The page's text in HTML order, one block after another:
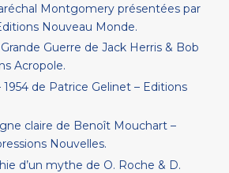
Montgomery présentées par
Nouveau Monde.
Guerre de Jack Herris & Bob
Acropole.
1954 de Patrice Gelinet – Editions
claire de Benoît Mouchart –
Nouvelles.
d’un mythe de O. Roche & D.